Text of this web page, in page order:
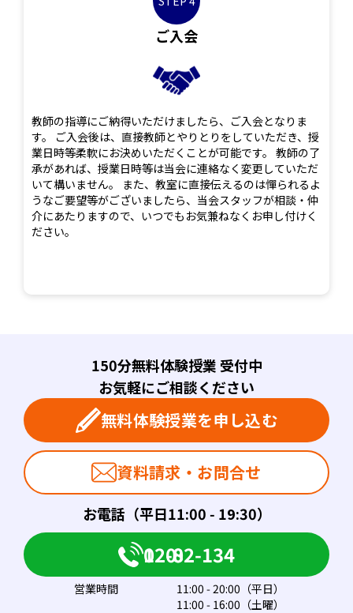
ご入会
教師の指導にご納得いただけましたら、ご入会となりま
す。 ご入会後は、直接教師とやりとりをしていただき、授
業日時等柔軟にお決めいただくことが可能です。 教師の了
承があれば、授業日時等は当会に連絡なく変更していただ
いて構いません。 また、教室に直接伝えるのは憚られるよ
うなご要望等がございましたら、当会スタッフが相談・仲
介にあたりますので、いつでもお気兼ねなくお申し付けく
ださい。
お電話（平日11:00 - 19:30）
150分無料体験授業 受付中
お気軽にご相談ください
0120-082-134
無料体験授業を申し込む
営業時間
11:00 - 20:00（平日）
11:00 - 16:00（土曜）
資料請求・お問合せ